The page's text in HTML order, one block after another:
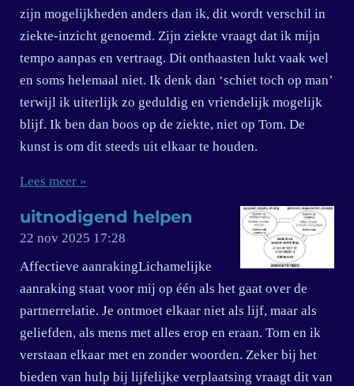
zijn mogelijkheden anders dan ik, dit wordt verschil in
ziekte-inzicht genoemd. Zijn ziekte vraagt dat ik mijn
tempo aanpas en vertraag. Dit onthaasten lukt vaak wel
en soms helemaal niet. Ik denk dan ‘schiet toch op man’
terwijl ik uiterlijk zo geduldig en vriendelijk mogelijk
blijf. Ik ben dan boos op de ziekte, niet op Tom. De
kunst is om dit steeds uit elkaar te houden.
Lees meer »
uitnodigend helpen
22 nov 2025 17:28
Affectieve aanrakingLichamelijke
aanraking staat voor mij op één als het gaat over de
partnerrelatie. Je ontmoet elkaar niet als lijf, maar als
geliefden, als mens met alles erop en eraan. Tom en ik
verstaan elkaar met en zonder woorden. Zeker bij het
bieden van hulp bij lijfelijke verplaatsing vraagt dit van